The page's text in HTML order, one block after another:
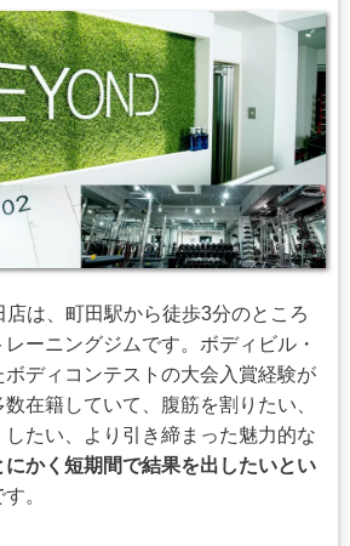
店は、町田駅から徒歩3分のところ
ーニングジムです。ボディビル・
ディコンテストの大会入賞経験が
在籍していて、腹筋を割りたい、
たい、より引き締まった魅力的な
にかく短期間で結果を出したいとい
す。